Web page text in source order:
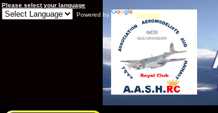
Please select your language
Powered by
Translate